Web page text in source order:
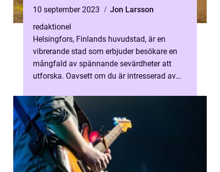
10 september 2023
Jon Larsson
redaktionel
Helsingfors, Finlands huvudstad, är en
vibrerande stad som erbjuder besökare en
mångfald av spännande sevärdheter att
utforska. Oavsett om du är intresserad av